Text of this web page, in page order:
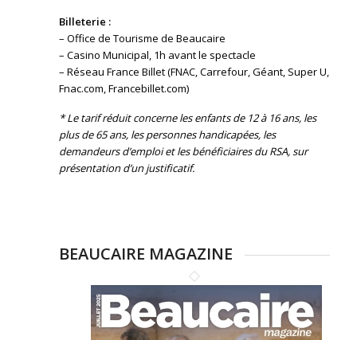
Billeterie :
– Office de Tourisme de Beaucaire
– Casino Municipal, 1h avant le spectacle
– Réseau France Billet (FNAC, Carrefour, Géant, Super U,
Fnac.com, Francebillet.com)
* Le tarif réduit concerne les enfants de 12 à 16 ans, les
plus de 65 ans, les personnes handicapées, les
demandeurs d’emploi et les bénéficiaires du RSA, sur
présentation d’un justificatif.
BEAUCAIRE MAGAZINE